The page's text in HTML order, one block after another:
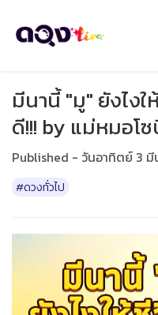
มีนานี้ "มู" ยังไง
ดี!!! by แม่หมอโ
Published - วันอาทิตย์ 3 มี
#ดวงทั่วไป